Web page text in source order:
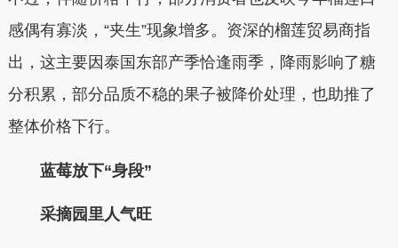
感偶有寡淡，“夹生”现象增多。资深的榴莲贸易商指
出，这主要因泰国东部产季恰逢雨季，降雨影响了糖
分积累，部分品质不稳的果子被降价处理，也助推了
整体价格下行。
蓝莓放下“身段”
采摘园里人气旺